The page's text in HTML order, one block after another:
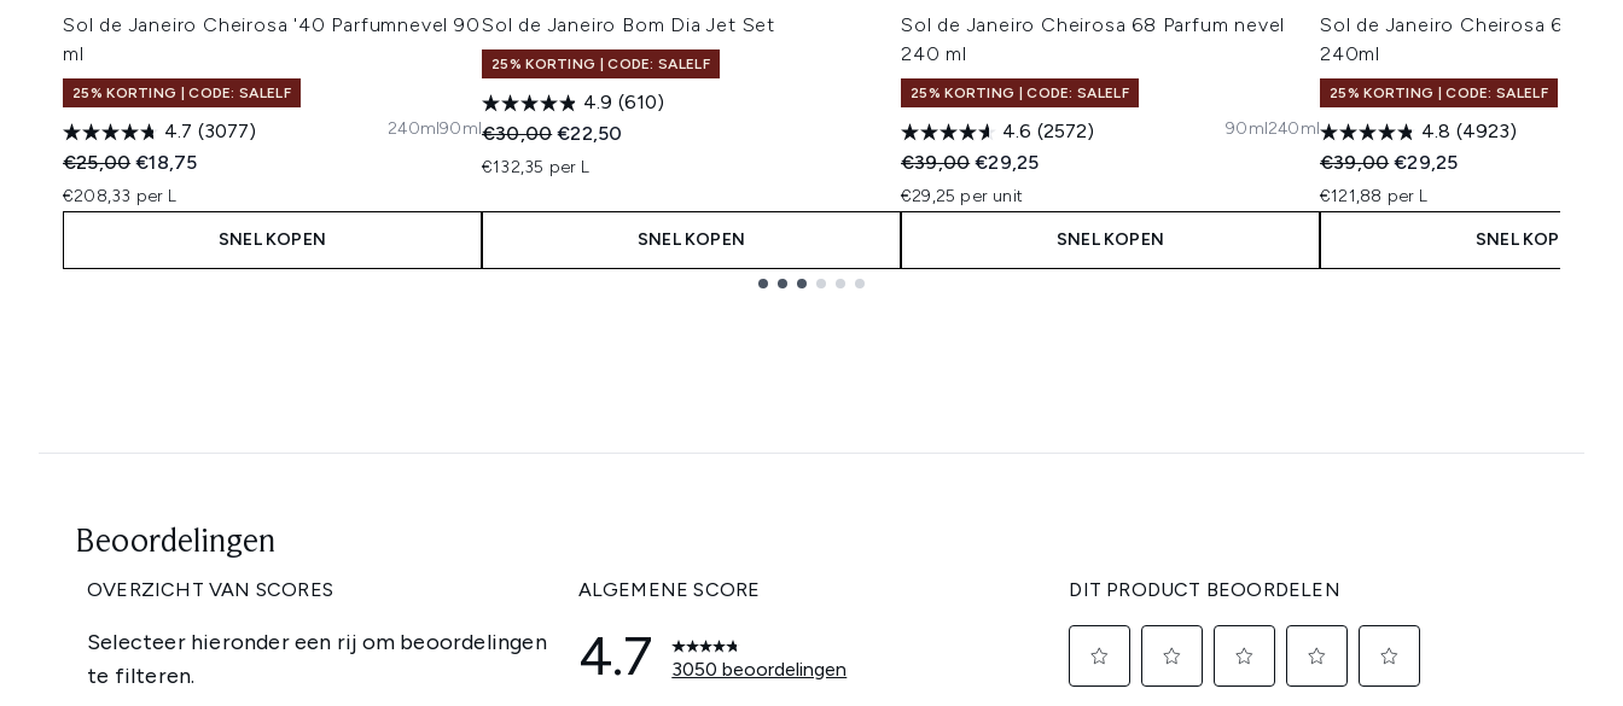
Sol de Janeiro Cheirosa '40 Parfumnevel 90
ml
25% KORTING | CODE: SALELF
4.7 (3077)
Recommended Retail Price:
€25,00Huidige prijs:
€18,75
€208,33 per L
240ml90ml
SNEL KOPEN
Sol de Janeiro Bom Dia Jet Set
25% KORTING | CODE: SALELF
4.9 (610)
Recommended Retail Price:
€30,00Huidige prijs:
€22,50
€132,35 per L
SNEL KOPEN
Sol de Janeiro Cheirosa 68 Parfum nevel
240 ml
25% KORTING | CODE: SALELF
4.6 (2572)
Recommended Retail Price:
€39,00Huidige prijs:
€29,25
€29,25 per unit
90ml240ml
SNEL KOPEN
Sol de Janeiro Cheirosa 62
240ml
25% KORTING | CODE: SALELF
4.8 (4923)
Recommended Retail Price:
€39,00Huidige prijs:
€29,25
€121,88 per L
SNEL KOPEN